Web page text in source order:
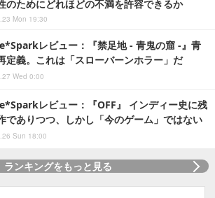
のためにどれほどの不満を許容できるか
Mon 19:30
レビュー：『禁足地 - 青鬼の窟 -』青
定義。これは「スローバーンホラー」だ
Wed 0:00
レビュー：『OFF』 インディー史に残
でありつつ、しかし「今のゲーム」ではない
Sun 18:00
ランキングをもっと見る